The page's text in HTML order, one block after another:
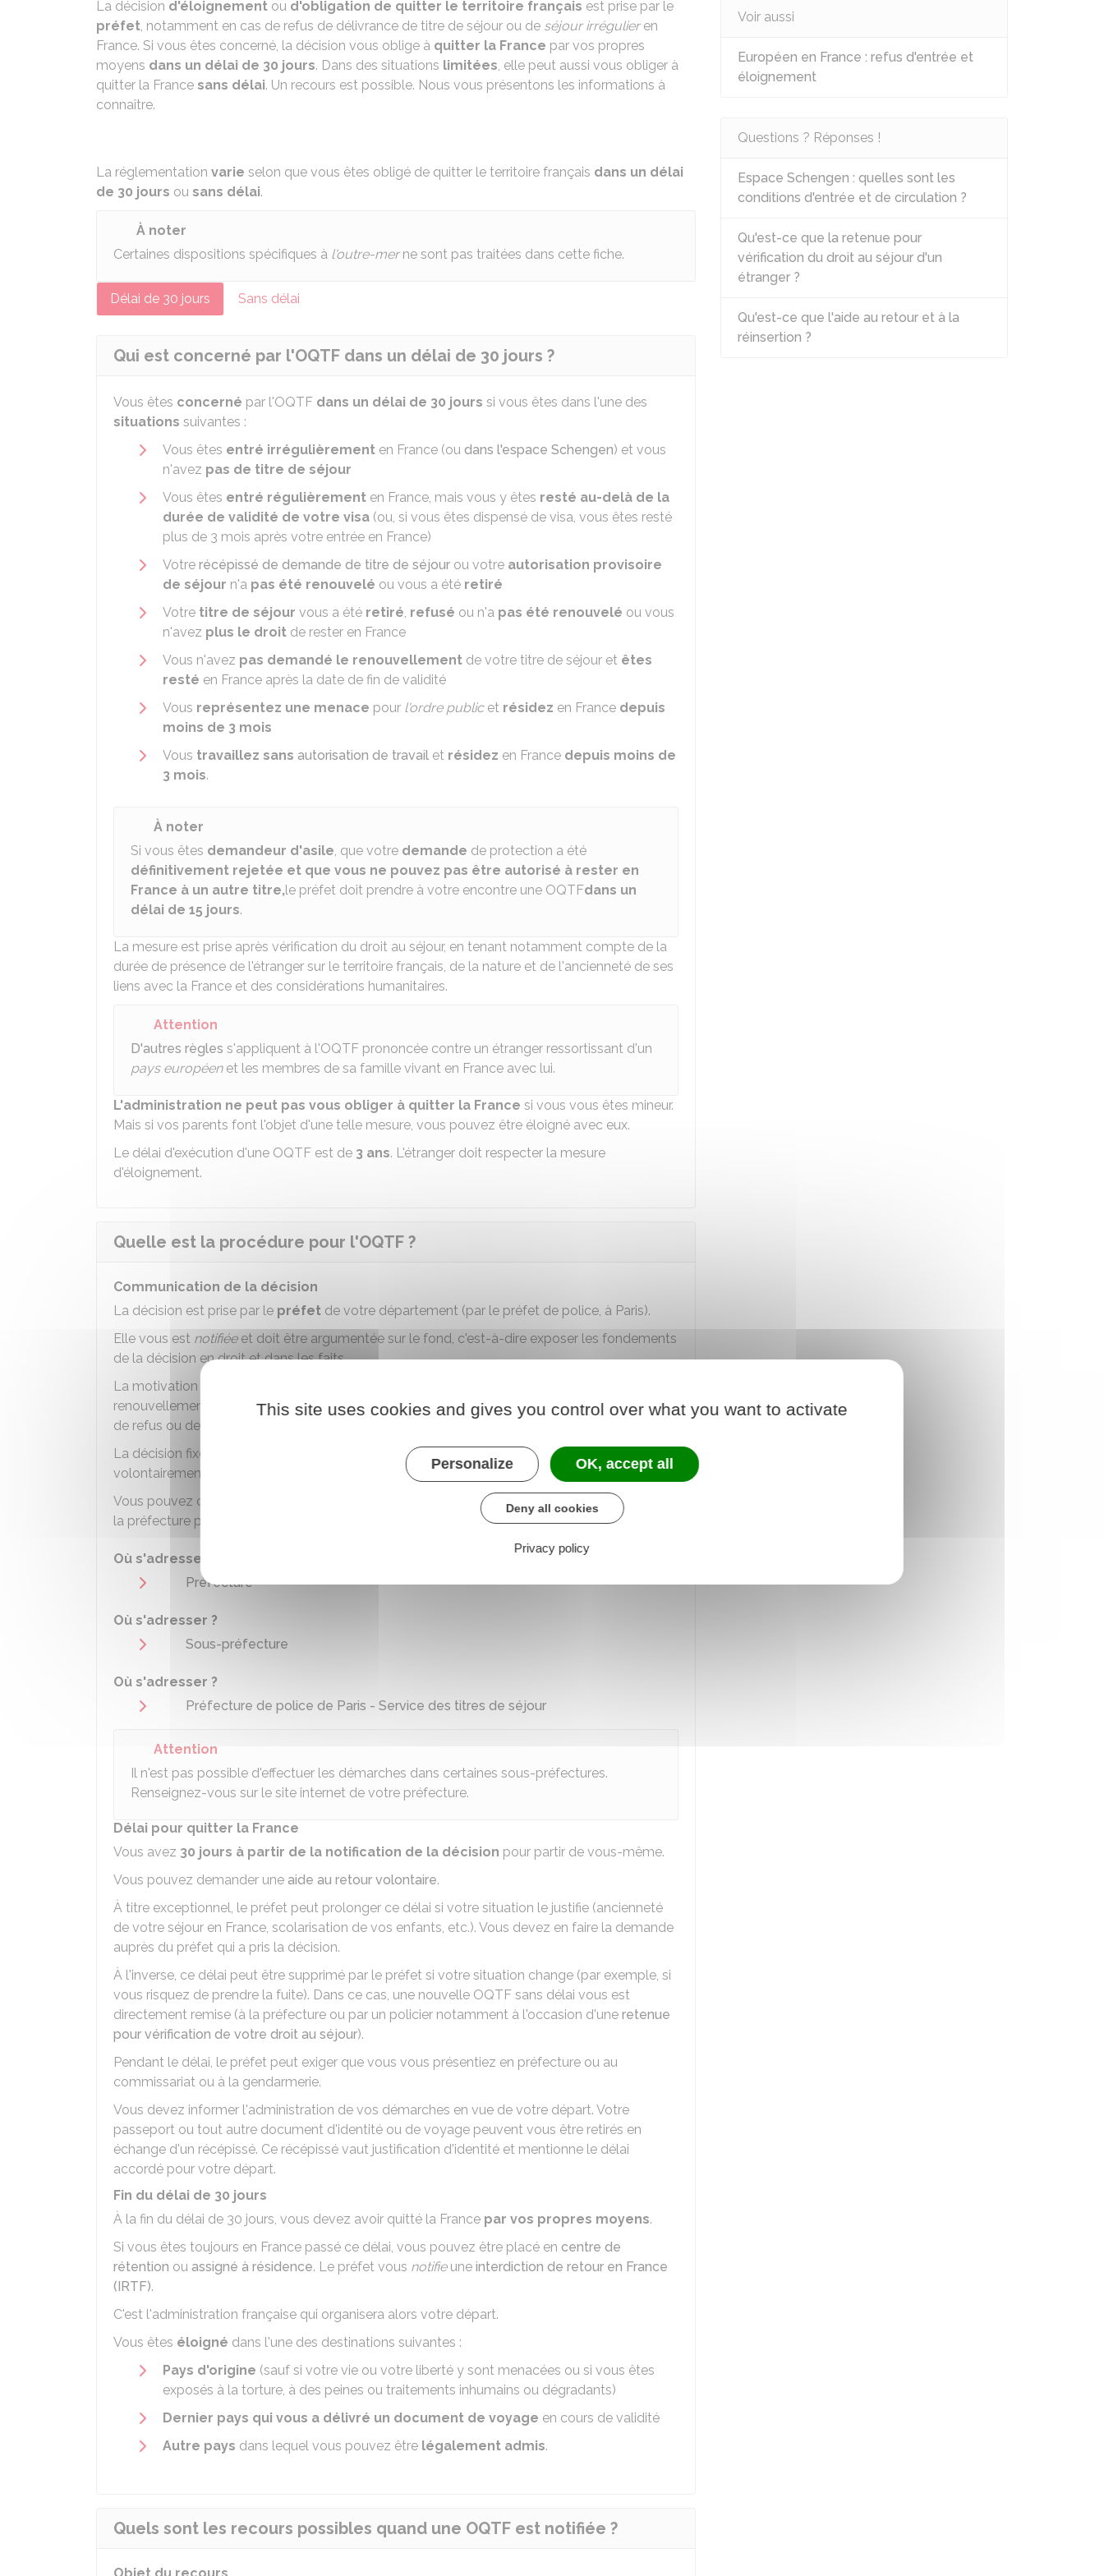
La décision d'éloignement ou d'obligation de quitter le territoire français est prise par le
préfet, notamment en cas de refus de délivrance de titre de séjour ou de séjour irrégulieren
France. Si vous êtes concerné, la décision vous oblige à quitter la France par vos propres
moyens dans un délai de 30 jours. Dans des situations limitées, elle peut aussi vous obliger à
quitter la France sans délai. Un recours est possible. Nous vous présentons les informations à
connaître.
La réglementation varie selon que vous êtes obligé de quitter le territoire français dans un délai
de 30 jours ou sans délai.
À noter
Certaines dispositions spécifiques à l'outre-merne sont pas traitées dans cette fiche.
Délai de 30 jours Sans délai
Qui est concerné par l'OQTF dans un délai de 30 jours ?
Vous êtes concerné par l'OQTF dans un délai de 30 jours si vous êtes dans l'une des
situations suivantes :
Vous êtes entré irrégulièrement en France (ou dans l'espace Schengen) et vous
n'avez pas de titre de séjour
Vous êtes entré régulièrement en France, mais vous y êtes resté au-delà de la
durée de validité de votre visa (ou, si vous êtes dispensé de visa, vous êtes resté
plus de 3 mois après votre entrée en France)
Votre récépissé de demande de titre de séjour ou votre autorisation provisoire
de séjour n'a pas été renouvelé ou vous a été retiré
Votre titre de séjour vous a été retiré, refusé ou n'a pas été renouvelé ou vous
n'avez plus le droit de rester en France
Vous n'avez pas demandé le renouvellement de votre titre de séjour et êtes
resté en France après la date de fin de validité
Vous représentez une menace pour l'ordre publicet résidez en France depuis
moins de 3 mois
Vous travaillez sans autorisation de travail et résidez en France depuis moins de
3 mois.
À noter
Si vous êtes demandeur d'asile, que votre demande de protection a été
définitivement rejetée et que vous ne pouvez pas être autorisé à rester en
France à un autre titre,le préfet doit prendre à votre encontre une OQTFdans un
délai de 15 jours.
La mesure est prise après vérification du droit au séjour, en tenant notamment compte de la
durée de présence de l'étranger sur le territoire français, de la nature et de l'ancienneté de ses
liens avec la France et des considérations humanitaires.
Attention
D'autres règles s'appliquent à l'OQTF prononcée contre un étranger ressortissant d'un
pays européenet les membres de sa famille vivant en France avec lui.
L'administration ne peut pas vous obliger à quitter la France si vous vous êtes mineur.
Mais si vos parents font l'objet d'une telle mesure, vous pouvez être éloigné avec eux.
Le délai d'exécution d'une OQTF est de 3 ans. L'étranger doit respecter la mesure
d'éloignement.
Quelle est la procédure pour l'OQTF ?
Communication de la décision
La décision est prise par le préfet de votre département (par le préfet de police, à Paris).
Elle vous est notifiéeet doit être argumentée sur le fond, c'est-à-dire exposer les fondements
de la décision en droit et dans les faits.
La motivation n'est toutefois pas nécessaire en cas de refus de délivrance, de
renouvellement ou de retrait de votre titre de séjour. La motivation contenue dans la décision
de refus ou de retrait (qui est une décision différente de celle sur l'OQTF) suffit.
La décision fixe également le pays où vous serez renvoyé si vous ne quittez pas
volontairement la France dans le délai fixé.
Vous pouvez consulter les principaux éléments de votre dossier. Renseignez-vous auprès de
la préfecture pour connaître les démarches permettant l'accès au dossier.
Où s'adresser ?
Préfecture
Où s'adresser ?
Sous-préfecture
Où s'adresser ?
Préfecture de police de Paris - Service des titres de séjour
Attention
Il n'est pas possible d'effectuer les démarches dans certaines sous-préfectures.
Renseignez-vous sur le site internet de votre préfecture.
Délai pour quitter la France
Vous avez 30 jours à partir de la notification de la décision pour partir de vous-même.
Vous pouvez demander une aide au retour volontaire.
À titre exceptionnel, le préfet peut prolonger ce délai si votre situation le justifie (ancienneté
de votre séjour en France, scolarisation de vos enfants, etc.). Vous devez en faire la demande
auprès du préfet qui a pris la décision.
À l'inverse, ce délai peut être supprimé par le préfet si votre situation change (par exemple, si
vous risquez de prendre la fuite). Dans ce cas, une nouvelle OQTF sans délai vous est
directement remise (à la préfecture ou par un policier notamment à l'occasion d'une retenue
pour vérification de votre droit au séjour).
Pendant le délai, le préfet peut exiger que vous vous présentiez en préfecture ou au
commissariat ou à la gendarmerie.
Vous devez informer l'administration de vos démarches en vue de votre départ. Votre
passeport ou tout autre document d'identité ou de voyage peuvent vous être retirés en
échange d'un récépissé. Ce récépissé vaut justification d'identité et mentionne le délai
accordé pour votre départ.
Fin du délai de 30 jours
À la fin du délai de 30 jours, vous devez avoir quitté la France par vos propres moyens.
Si vous êtes toujours en France passé ce délai, vous pouvez être placé en centre de
rétention ou assigné à résidence. Le préfet vous notifieune interdiction de retour en France
(IRTF).
C'est l'administration française qui organisera alors votre départ.
Vous êtes éloigné dans l'une des destinations suivantes :
Pays d'origine (sauf si votre vie ou votre liberté y sont menacées ou si vous êtes
exposés à la torture, à des peines ou traitements inhumains ou dégradants)
Dernier pays qui vous a délivré un document de voyage en cours de validité
Autre pays dans lequel vous pouvez être légalement admis.
Quels sont les recours possibles quand une OQTF est notifiée ?
Voir aussi
Européen en France : refus d'entrée et
éloignement
Questions ? Réponses !
Espace Schengen : quelles sont les
conditions d'entrée et de circulation ?
Qu'est-ce que la retenue pour
vérification du droit au séjour d'un
étranger ?
Qu'est-ce que l'aide au retour et à la
réinsertion ?
This site uses cookies and gives you control over what you want to activate
Personalize OK, accept all
Deny all cookies
Privacy policy